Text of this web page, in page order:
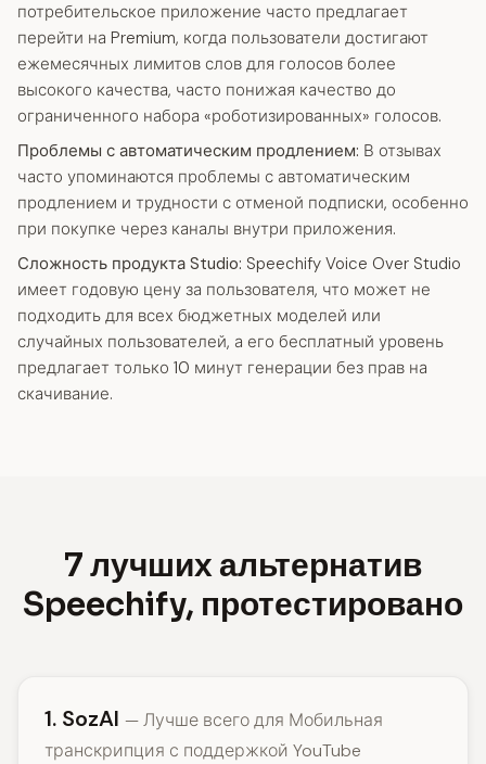
потребительское приложение часто предлагает
перейти на Premium, когда пользователи достигают
ежемесячных лимитов слов для голосов более
высокого качества, часто понижая качество до
ограниченного набора «роботизированных» голосов.
Проблемы с автоматическим продлением: В отзывах
часто упоминаются проблемы с автоматическим
продлением и трудности с отменой подписки, особенно
при покупке через каналы внутри приложения.
Сложность продукта Studio: Speechify Voice Over Studio
имеет годовую цену за пользователя, что может не
подходить для всех бюджетных моделей или
случайных пользователей, а его бесплатный уровень
предлагает только 10 минут генерации без прав на
скачивание.
7 лучших альтернатив
Speechify, протестировано
1. SozAI — Лучше всего для Мобильная
транскрипция с поддержкой YouTube